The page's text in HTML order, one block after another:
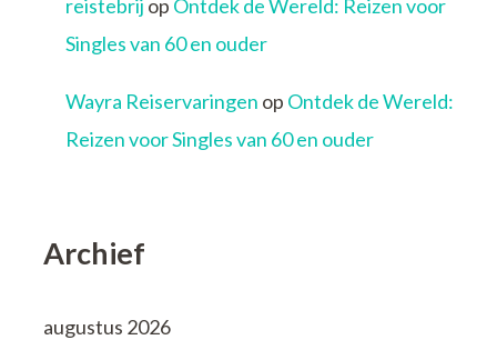
reistebrij op Ontdek de Wereld: Reizen voor
Singles van 60 en ouder
Wayra Reiservaringen op Ontdek de Wereld:
Reizen voor Singles van 60 en ouder
Archief
augustus 2026